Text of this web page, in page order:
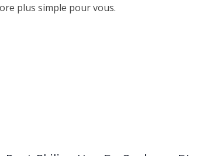
plus simple pour vous.